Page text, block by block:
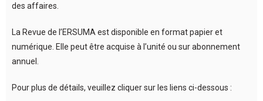
des affaires.
La Revue de l’ERSUMA est disponible en format papier et
numérique. Elle peut être acquise à l’unité ou sur abonnement
annuel.
Pour plus de détails, veuillez cliquer sur les liens ci-dessous :